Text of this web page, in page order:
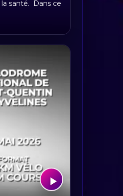
santé. Dans ce